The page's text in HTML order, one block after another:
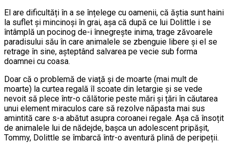
El are dificultăți în a se înțelege cu oamenii, că ăștia sunt haini
la suflet și mincinoși în grai, așa că după ce lui Dolittle i se
întâmplă un pocinog de-i înnegrește inima, trage zăvoarele
paradisului său în care animalele se zbenguie libere și el se
retrage în sine, așteptând salvarea pe vecie sub forma
doamnei cu coasa.
Doar că o problemă de viață și de moarte (mai mult de
moarte) la curtea regală îl scoate din letargie și se vede
nevoit să plece într-o călătorie peste mări și țări în căutarea
unui element miraculos care să rezolve năpasta mai sus
amintită care s-a abătut asupra coroanei regale. Așa că însoțit
de animalele lui de nădejde, bașca un adolescent pripășit,
Tommy, Dolittle se îmbarcă într-o aventură plină de peripeții.